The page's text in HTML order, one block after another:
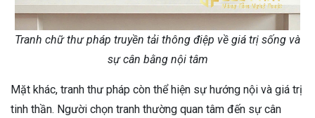
Tranh chữ thư pháp truyền tải thông điệp về giá trị sống và
sự cân bằng nội tâm
Mặt khác, tranh thư pháp còn thể hiện sự hướng nội và giá trị
tinh thần. Người chọn tranh thường quan tâm đến sự cân